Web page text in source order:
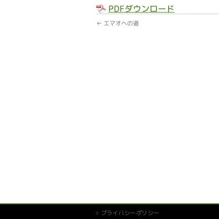
PDFダウンロード
← エマオへの道
プライバシーポリシー